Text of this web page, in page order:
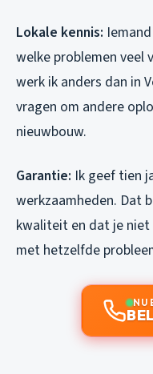
Lokale kennis:
welke problemen veel
werk ik anders dan in
vragen om andere
nieuwbouw.
Garantie: Ik geef tien
werkzaamheden. Dat
kwaliteit en dat je niet
met hetzelfde
NU